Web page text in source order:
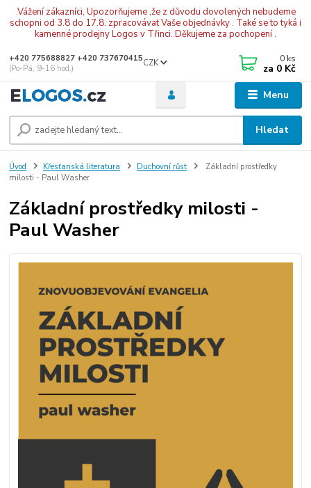
.Vážení zákazníci, Upozorňujeme ,že z důvodu dovolených nebudeme
schopni od 3.8 do 17.8. zpracovávat Vaše objednávky . Také se to tyká i
kamenné prodejny Logos v Třinci. Děkujeme za pochopení .
Menu
CZK
Hledat
+420 775688827 +420 737670415
(Po-Pá, 9-16 hod.)
0 ks
za 0 Kč
Úvod Křesťanská literatura Duchovní růst
Základní prostředky
milosti - Paul Washer
Základní prostředky milosti -
Paul Washer